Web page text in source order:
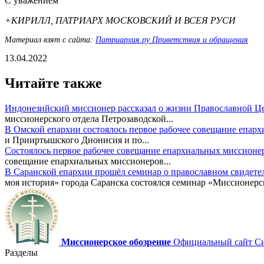
+КИРИЛЛ, ПАТРИАРХ МОСКОВСКИЙ И ВСЕЯ РУСИ
Материал взят с сайта: Патриархия.ру Приветствия и обращения
13.04.2022
Читайте также
Индонезийский миссионер рассказал о жизни Православной
миссионерского отдела Петрозаводской...
В Омской епархии состоялось первое рабочее совещание
и Прииртышского Дионисия и по...
Состоялось первое рабочее совещание епархиальных
совещание епархиальных миссионеров...
В Саранской епархии прошёл семинар о православном
моя история» города Саранска состоялся семинар
Миссионерское обозрение Официальный сайт
Разделы